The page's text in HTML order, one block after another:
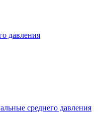
давления
среднего давления